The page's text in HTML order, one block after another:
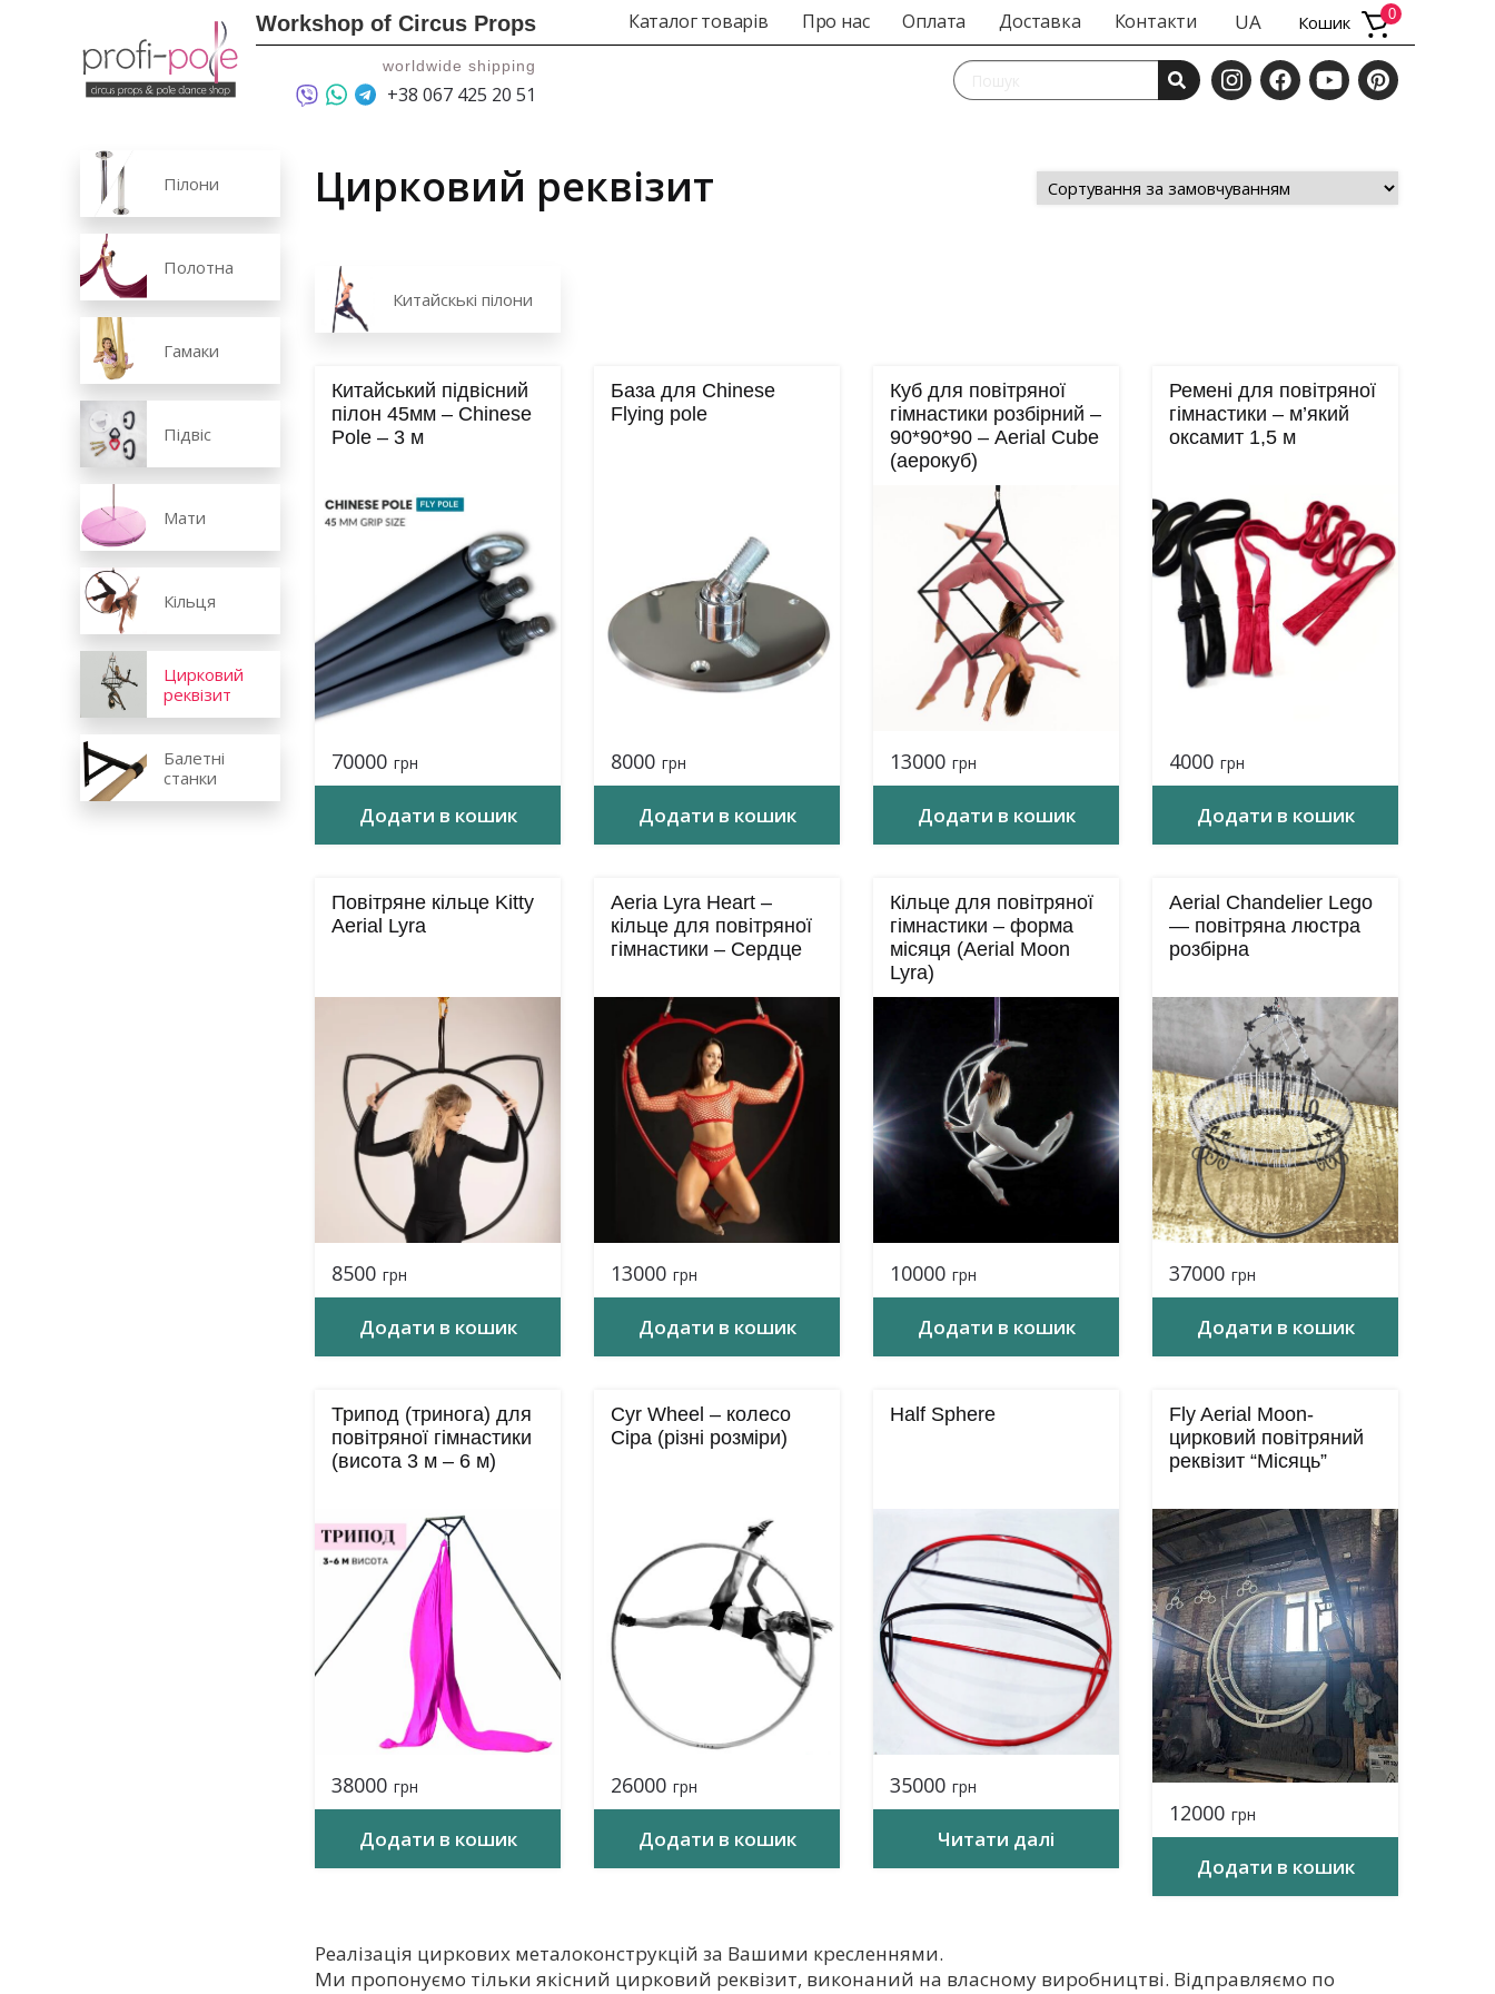
Кошик 0
UA
Каталог товарів Про нас Оплата Доставка Контакти
Workshop of Circus Props
worldwide shipping
+38 067 425 20 51
Пілони
Полотна
Гамаки
Підвіс
Мати
Кільця
Цирковий
реквізит
Балетні
станки
Цирковий реквізит
Китайскькі пілони
Китайський підвісний
пілон 45мм – Chinese
Pole – 3 м
70000 грн
Додати в кошик
База для Chinese
Flying pole
8000 грн
Додати в кошик
Куб для повітряної
гімнастики розбірний –
90*90*90 – Aerial Cube
(аерокуб)
13000 грн
Додати в кошик
Ремені для повітряної
гімнастики – м’який
оксамит 1,5 м
4000 грн
Додати в кошик
Повітряне кільце Kitty
Aerial Lyra
8500 грн
Додати в кошик
Aeria Lyra Heart –
кільце для повітряної
гімнастики – Сердце
13000 грн
Додати в кошик
Кільце для повітряної
гімнастики – форма
місяця (Aerial Moon
Lyra)
10000 грн
Додати в кошик
Aerial Chandelier Lego
— повітряна люстра
розбірна
37000 грн
Додати в кошик
Трипод (тринога) для
повітряної гімнастики
(висота 3 м – 6 м)
38000 грн
Додати в кошик
Cyr Wheel – колесо
Сіра (різні розміри)
26000 грн
Додати в кошик
Half Sphere
35000 грн
Читати далі
Fly Aerial Moon-
цирковий повітряний
реквізит “Місяць”
12000 грн
Додати в кошик
Реалізація циркових металоконструкцій за Вашими кресленнями.
Ми пропонуємо тільки якісний цирковий реквізит, виконаний на власному виробництві. Відправляємо по